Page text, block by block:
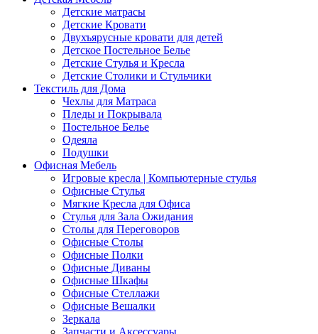
Детские матрасы
Детские Кровати
Двухъярусные кровати для детей
Детское Постельное Белье
Детские Стулья и Кресла
Детские Столики и Стульчики
Текстиль для Дома
Чехлы для Матраса
Пледы и Покрывала
Постельное Белье
Одеяла
Подушки
Офисная Мебель
Игровые кресла | Компьютерные стулья
Офисные Стулья
Мягкие Кресла для Офиса
Стулья для Зала Ожидания
Столы для Переговоров
Офисные Столы
Офисные Полки
Офисные Диваны
Офисные Шкафы
Офисные Стеллажи
Офисные Вешалки
Зеркала
Запчасти и Аксессуары